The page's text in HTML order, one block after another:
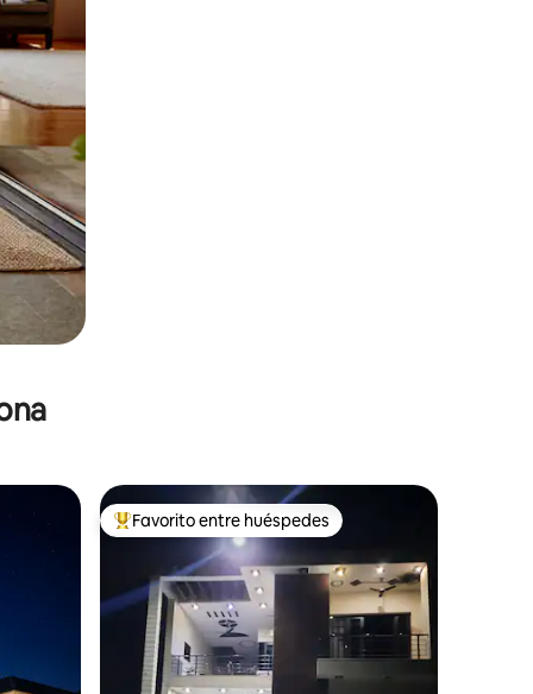
De los mejores en Favorito entre huéspedes
Favorito entre huéspedes